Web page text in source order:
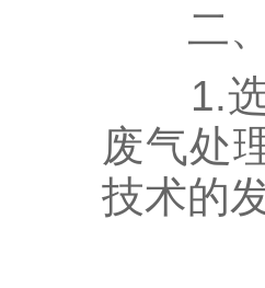
二、
1.选
废气处
技术的